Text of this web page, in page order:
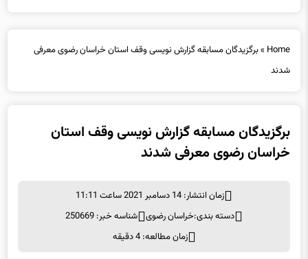
شدند
خراسان رضوی معرفی شدند
دسته بندی:خراسان رضوی شناسه خبر: 250669
زمان مطالعه: 4 دقیقه